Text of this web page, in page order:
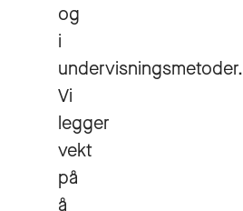
og
i
undervisningsmetoder.
Vi
legger
vekt
på
å